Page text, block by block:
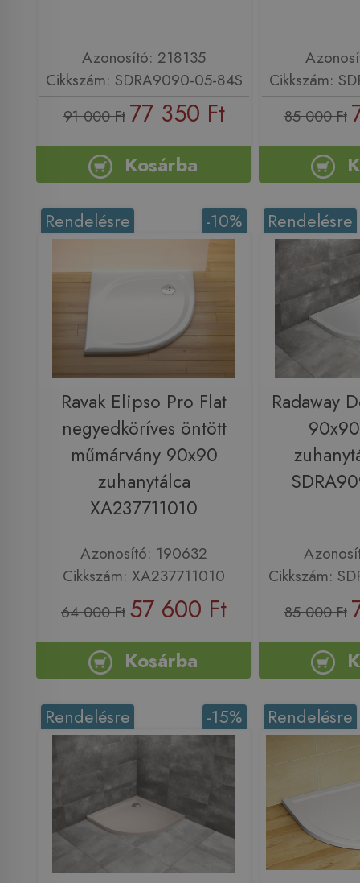
Azonosító: 218135
Cikkszám: SDRA9090-05-84S
91 000 Ft 77 350 Ft
Kosárba
Cikkszám:
85 000 Ft
-10%
Rendelésre
Ravak Elipso Pro Flat
negyedköríves öntött
műmárvány 90x90
zuhanytálca
XA237711010
Azonosító: 190632
Cikkszám: XA237711010
64 000 Ft 57 600 Ft
Kosárba
Rendelésre
Radaway
Cikkszám:
85 000 Ft
-15%
Rendelésre Rendelésre